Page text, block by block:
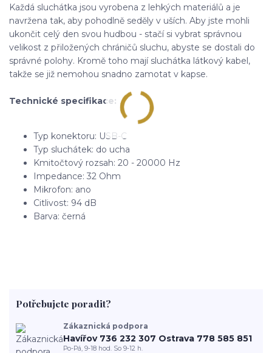
Každá sluchátka jsou vyrobena z lehkých materiálů a je
navržena tak, aby pohodlně seděly v uších. Aby jste mohli
ukončit celý den svou hudbou - stačí si vybrat správnou
velikost z přiložených chráničů sluchu, abyste se dostali do
správné polohy. Kromě toho mají sluchátka látkový kabel,
takže se již nemohou snadno zamotat v kapse.
Technické specifikace:
Typ konektoru: USB-C
Typ sluchátek: do ucha
Kmitočtový rozsah: 20 - 20000 Hz
Impedance: 32 Ohm
Mikrofon: ano
Citlivost: 94 dB
Barva: černá
Potřebujete poradit?
Zákaznická podpora
Havířov 736 232 307 Ostrava 778 585 851
Po-Pá, 9-18 hod. So 9-12 h.